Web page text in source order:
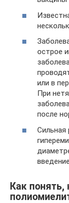
острое
или в
При
после
Сильная
Как понять,